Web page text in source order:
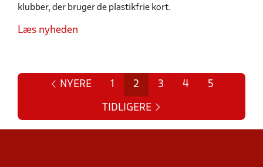
klubber, der bruger de plastikfrie kort.
Læs nyheden
NYERE 1 2 3 4 5
TIDLIGERE